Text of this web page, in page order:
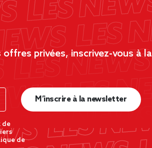
privées, inscrivez-vous à la
de
de
M’inscrire à la newsletter